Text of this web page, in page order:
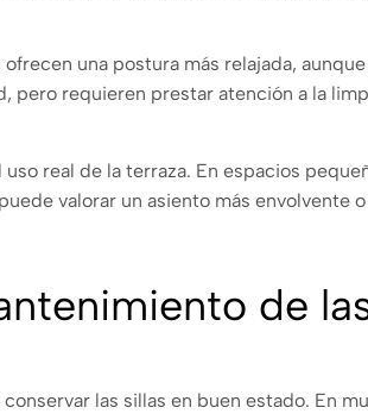
una postura más relajada,
pero requieren prestar atención a la
real de la terraza. En espacios
valorar un asiento más envolvente
de
las sillas en buen estado. En